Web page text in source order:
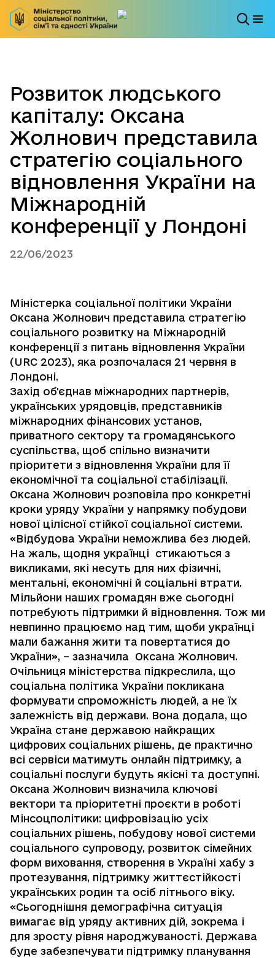
Розвиток людського
капіталу: Оксана
Жолнович представила
стратегію соціального
відновлення України на
Міжнародній
конференції у Лондоні
22/06/2023
Міністерка соціальної політики України
Оксана Жолнович представила стратегію
соціального розвитку на Міжнародній
конференції з питань відновлення України
(URC 2023), яка розпочалася 21 червня в
Лондоні.
Захід об'єднав міжнародних партнерів,
українських урядовців, представників
міжнародних фінансових установ,
приватного сектору та громадянського
суспільства, щоб спільно визначити
пріоритети з відновлення України для її
економічної та соціальної стабілізації.
Оксана Жолнович розповіла про конкретні
кроки уряду України у напрямку побудови
нової цілісної стійкої соціальної системи.
«Відбудова України неможлива без людей.
На жаль, щодня українці стикаються з
викликами, які несуть для них фізичні,
ментальні, економічні й соціальні втрати.
Мільйони наших громадян вже сьогодні
потребують підтримки й відновлення. Тож ми
невпинно працюємо над тим, щоби українці
мали бажання жити та повертатися до
України», – зазначила Оксана Жолнович.
Очільниця міністерства підкреслила, що
соціальна політика України покликана
формувати спроможність людей, а не їх
залежність від держави. Вона додала, що
Україна стане державою найкращих
цифрових соціальних рішень, де практично
всі сервіси матимуть онлайн підтримку, а
соціальні послуги будуть якісні та доступні.
Оксана Жолнович визначила ключові
вектори та пріоритетні проєкти в роботі
Мінсоцполітики: цифровізацію усіх
соціальних рішень, побудову нової системи
соціального супроводу, розвиток сімейних
форм виховання, створення в Україні хабу з
протезування, підтримку життєстійкості
українських родин та осіб літнього віку.
«Сьогоднішня демографічна ситуація
вимагає від уряду активних дій, зокрема і
для зросту рівня народжуваності. Держава
буде забезпечувати підтримку планування